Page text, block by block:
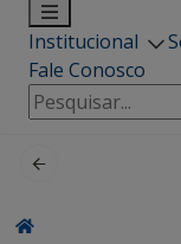
Institucional
Fale Conosco
Pesquisar
por: